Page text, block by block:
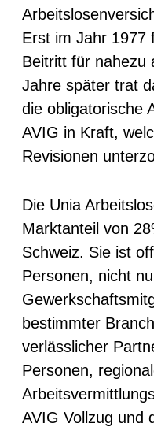
Erst im Jahr 1977
Beitritt für nahezu
Jahre später trat
die obligatorische
AVIG in Kraft,
Revisionen
Die Unia
Marktanteil von
Schweiz. Sie ist
Personen, nicht
bestimmter
verlässlicher
Personen,
AVIG Vollzug und